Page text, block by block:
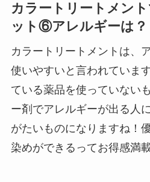
カラートリートメン
ット⑥アレルギーは？
カラートリートメントは、
使いやすいと言われていま
ている薬品を使っていない
ー剤でアレルギーが出る人
がたいものになりますね！
染めができるってお得感満